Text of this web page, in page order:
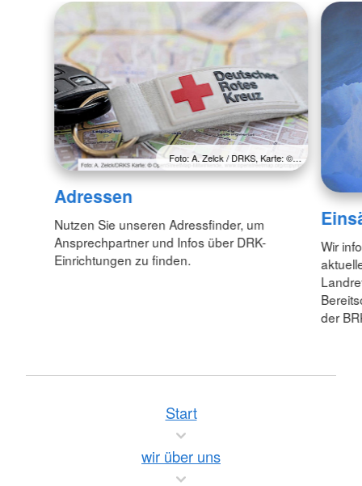
Foto: A. Zelck / DRKS, Karte: ©…
Adressen
Nutzen Sie unseren Adressfinder, um
Ansprechpartner und Infos über DRK-
Einrichtungen zu finden.
Wir
der
Start
wir über uns